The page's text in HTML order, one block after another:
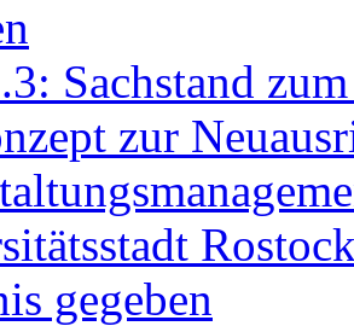
Sachstand
zur
gegeben